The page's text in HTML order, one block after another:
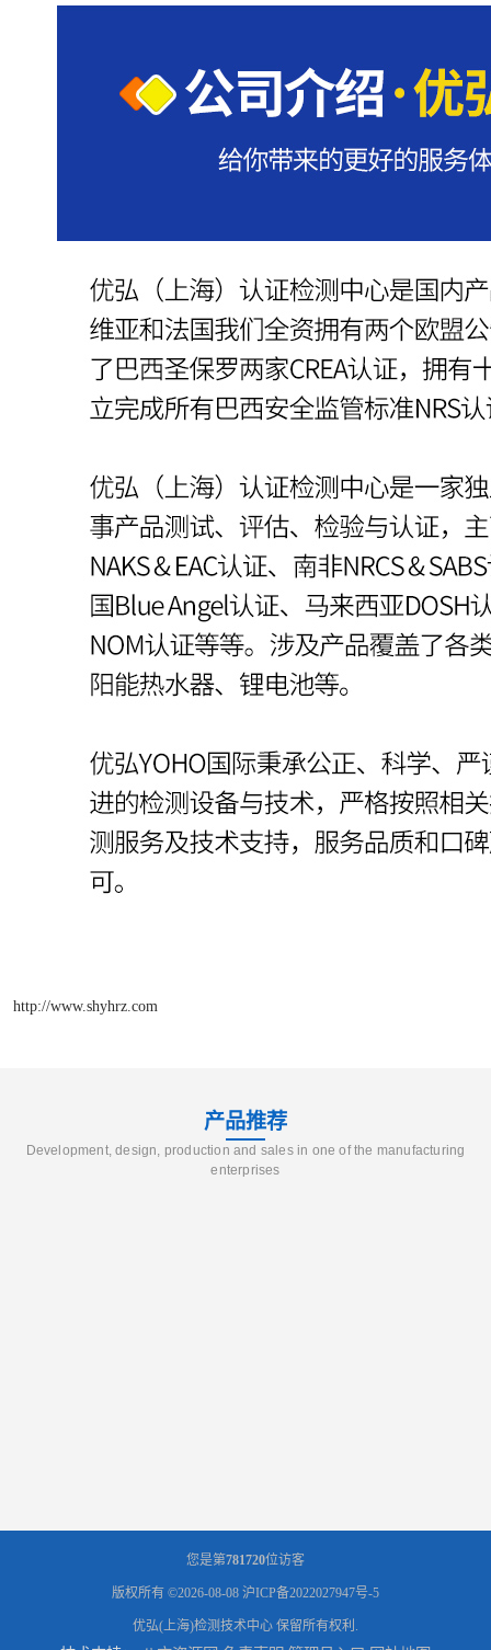
http://www.shyhrz.com
产品推荐
Development, design, production and sales in one of the manufacturing
enterprises
您是第781720位访客
版权所有 ©2026-08-08 沪ICP备2022027947号-5
优弘(上海)检测技术中心 保留所有权利.